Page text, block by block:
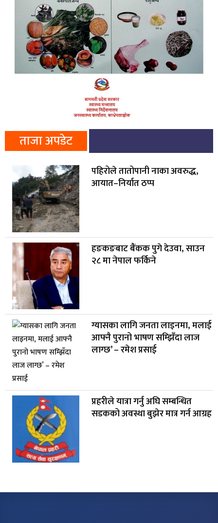
ताजा अपडेट
पहिरोले तातोपानी नाका अवरुद्ध,
आयात–निर्यात ठप्प
हङकङबाट बैंकक पुगे देउवा, साउन
२८ मा नेपाल फर्किने
ग्यासका लागि जनता लाइनमा, मलाई
आफ्नै पुरानो भाषण सम्झिँदा लाज
लाग्छ’ – रमेश प्रसाई
प्रहरीले यात्रा गर्नु अघि सम्बन्धित
सडकको अवस्था बुझेर मात्र गर्न आग्रह